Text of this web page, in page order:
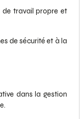
de travail propre et
de sécurité et à la
dans la gestion